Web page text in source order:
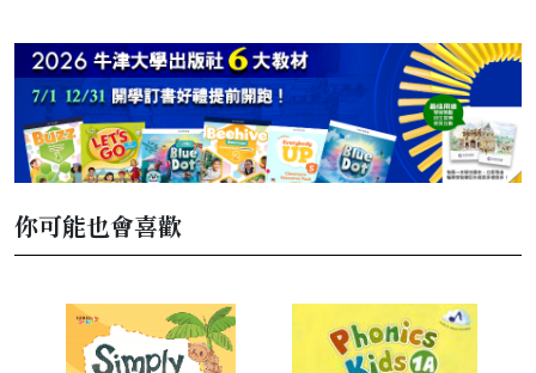
你可能也會喜歡